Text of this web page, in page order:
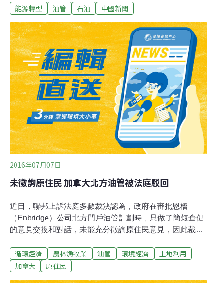
蒙古，止於黑龍江省大慶市林源輸油站，與已建成投產的
年輸油能力1500萬噸。計劃2017年10月底具備投產條
件，2018年1月1日正式投入商業運行。據悉，中俄原油管
道二線工程俄羅斯段已經由俄羅斯國家石油管道運輸公司
鋪設完畢，屬於東西伯利亞——太平洋運輸管道的支線；
俄羅斯境內的管道建設完成後，俄方一直在等待中國境內
管道開工建設。中國原油管道二線管道建成後，可以減少
中國從俄羅斯科茲米諾港（Kozmino）進口原油​​量。保障
科茲米諾港原油能夠輻射更多「遠東」國家和地區；不過
也有消息指出，從科茲米諾港運至大連港的原油可能比經
過中俄管道二線到達華北的
能源轉型 油管 石油 中國新聞
2016年07月07日
未徵詢原住民 加拿大北方油管被法庭駁回
近日，聯邦上訴法庭多數裁決認為，政府在審批恩橋
（Enbridge）公司北方門戶油管計劃時，只做了簡短倉促
的意見交換和對話，未能充分徵詢原住民意見，因此裁定
前，北方門戶油管計劃首次立項時，就遭到原住民和環保
團體反對。當年項目審批時，聯邦政府是在國家能源署聯
循環經濟 農林漁牧業 油管 環境經濟
土地利用
加拿大
原住民